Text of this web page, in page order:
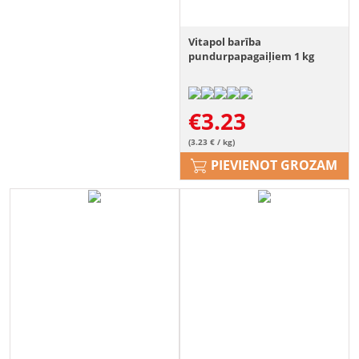
Vitapol barība
pundurpapagaiļiem 1 kg
€3.23
(3.23 € / kg)
PIEVIENOT GROZAM